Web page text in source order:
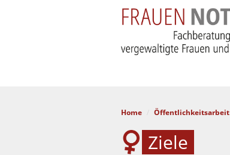
Home Öffentlichkeitsarbeit
Ziele